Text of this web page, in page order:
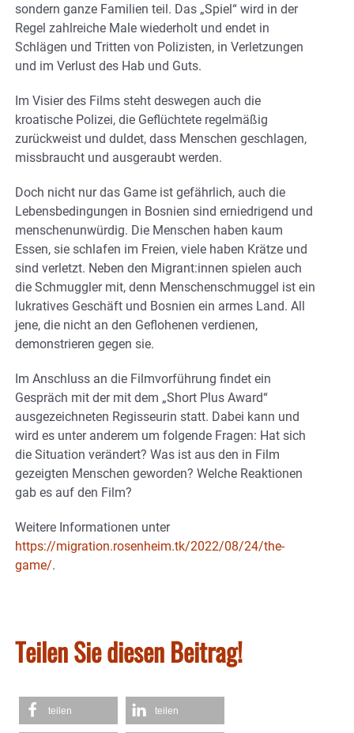
sondern ganze Familien teil. Das „Spiel“ wird in der
Regel zahlreiche Male wiederholt und endet in
Schlägen und Tritten von Polizisten, in Verletzungen
und im Verlust des Hab und Guts.
Im Visier des Films steht deswegen auch die
kroatische Polizei, die Geflüchtete regelmäßig
zurückweist und duldet, dass Menschen geschlagen,
missbraucht und ausgeraubt werden.
Doch nicht nur das Game ist gefährlich, auch die
Lebensbedingungen in Bosnien sind erniedrigend und
menschenunwürdig. Die Menschen haben kaum
Essen, sie schlafen im Freien, viele haben Krätze und
sind verletzt. Neben den Migrant:innen spielen auch
die Schmuggler mit, denn Menschenschmuggel ist ein
lukratives Geschäft und Bosnien ein armes Land. All
jene, die nicht an den Geflohenen verdienen,
demonstrieren gegen sie.
Im Anschluss an die Filmvorführung findet ein
Gespräch mit der mit dem „Short Plus Award“
ausgezeichneten Regisseurin statt. Dabei kann und
wird es unter anderem um folgende Fragen: Hat sich
die Situation verändert? Was ist aus den in Film
gezeigten Menschen geworden? Welche Reaktionen
gab es auf den Film?
Weitere Informationen unter
https://migration.rosenheim.tk/2022/08/24/the-
game/.
Teilen Sie diesen Beitrag!
teilen teilen